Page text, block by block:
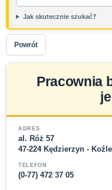
Jak skutecznie szukać?
Powrót
Pracownia
ADRES
al. Róż 57
47-224 Kędzierzyn - Koźle
TELEFON
(0-77) 472 37 05